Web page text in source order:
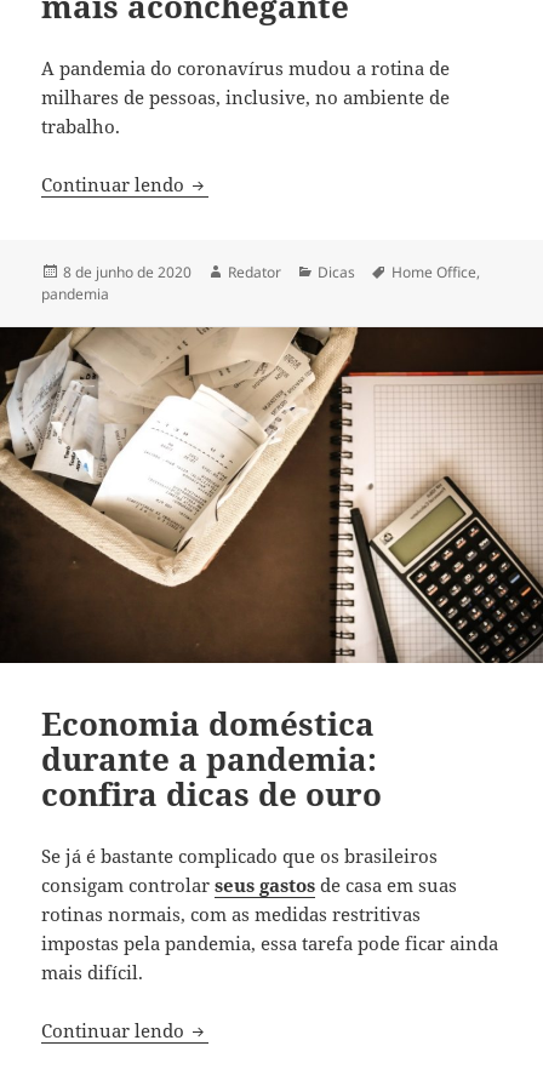
A pandemia do coronavírus mudou a rotina de
milhares de pessoas, inclusive, no ambiente de
trabalho.
Continuar lendo Como tornar o home office mais
Publicado
em
8 de junho de 2020 Autor
Redator Categorias
Dicas Tags
Home Office,
pandemia
Economia doméstica
durante a pandemia:
confira dicas de ouro
Se já é bastante complicado que os brasileiros
consigam controlarseus gastos de casa em suas
rotinas normais, com as medidas restritivas
impostas pela pandemia, essa tarefa pode ficar ainda
mais difícil.
Continuar lendo Economia doméstica durante a